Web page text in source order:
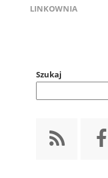
LINKOWNIA
Szukaj